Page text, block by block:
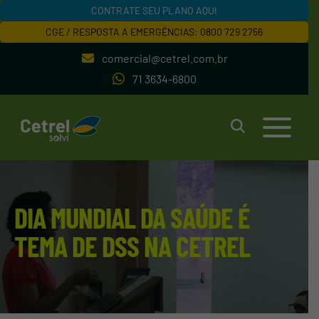
CONTRATE SEU PLANO AQUI
CGE / RESPOSTA A EMERGÊNCIAS: 0800 729 2756
comercial@cetrel.com.br
71 3634-6800
DIA MUNDIAL DA SAÚDE É
TEMA DE DSS NA CETREL